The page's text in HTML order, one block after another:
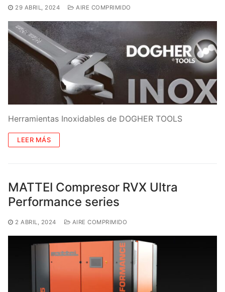
29 ABRIL, 2024 AIRE COMPRIMIDO
Herramientas Inoxidables de DOGHER TOOLS
LEER MÁS
MATTEI Compresor RVX Ultra
Performance series
2 ABRIL, 2024 AIRE COMPRIMIDO